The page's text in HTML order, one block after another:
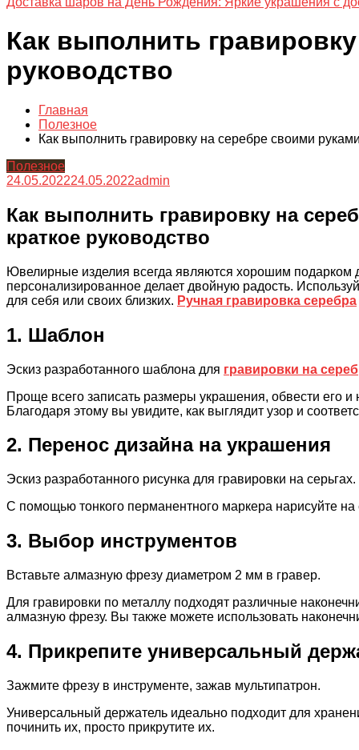
Как выполнить
руководство
Главная
Полезное
Как выполнить гравировку на серебре своими
Полезное
24.05.202224.05.2022admin
Как выполнить гравировку на
краткое руководство
Ювелирные изделия всегда являются хорошим подарком
персонализированное делает двойную радость.
для себя или своих близких. Ручная гравировка серебра
1. Шаблон
Эскиз разработанного шаблона для гравировки на
Проще всего записать размеры украшения, обвести его
Благодаря этому вы увидите, как выглядит узор и
2. Перенос дизайна на украшения
Эскиз разработанного рисунка для гравировки на серьгах.
С помощью тонкого перманентного маркера нарисуйте
3. Выбор инструментов
Вставьте алмазную фрезу диаметром 2 мм в гравер.
Для гравировки по металлу подходят различные
алмазную фрезу. Вы также можете использовать
4. Прикрепите универсальный
Зажмите фрезу в инструменте, зажав мультипатрон.
Универсальный держатель идеально подходит для
починить их, просто прикрутите их.